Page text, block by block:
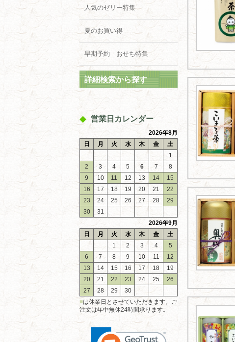
人気のゼリー特集
夏のお買い得
早期予約 おせち特集
詳細検索から探す
営業日カレンダー
2026年8月
日
月 火 水 木 金
土
1
2
3 4 5 6 7
8
9
10 11 12 13 14
15
16
17 18 19 20 21
22
23
24 25 26 27 28
29
30
31
2026年9月
日
月 火 水 木 金
土
1
2 3 4
5
6
7 8 9 10 11
12
13
14 15 16 17 18
19
20
21 22 23 24 25
26
27
28 29
30
■は休業日とさせていただきます。ご
注文は年中無休24時間承ります。